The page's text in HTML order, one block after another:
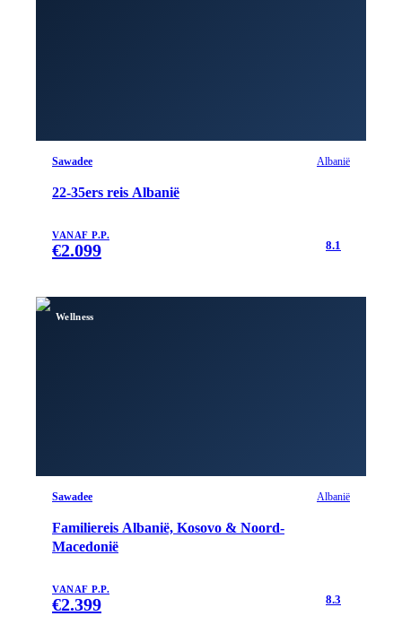
Sawadee Albanië
22-35ers reis Albanië
VANAF P.P.
€2.099 8.1
Wellness
Sawadee Albanië
Familiereis Albanië, Kosovo & Noord-
Macedonië
VANAF P.P.
€2.399 8.3